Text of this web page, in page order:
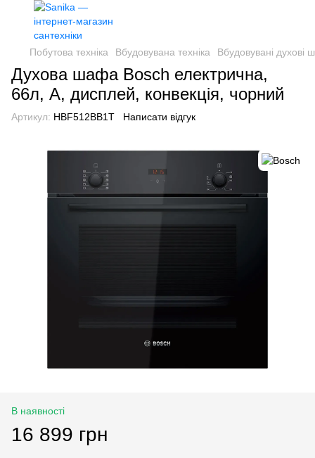
Побутова техніка Вбудовувана техніка Вбудовувані духові
Духова шафа Bosch електрична,
66л, A, дисплей, конвекція, чорний
Артикул: HBF512BB1T Написати відгук
В наявності
16 899 грн